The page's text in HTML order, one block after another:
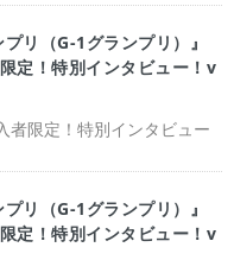
者限定！特別インタビュー
リ（G-1グランプリ）』
定！特別インタビュー！v
リ（G-1グランプリ）』
定！特別インタビュー！v